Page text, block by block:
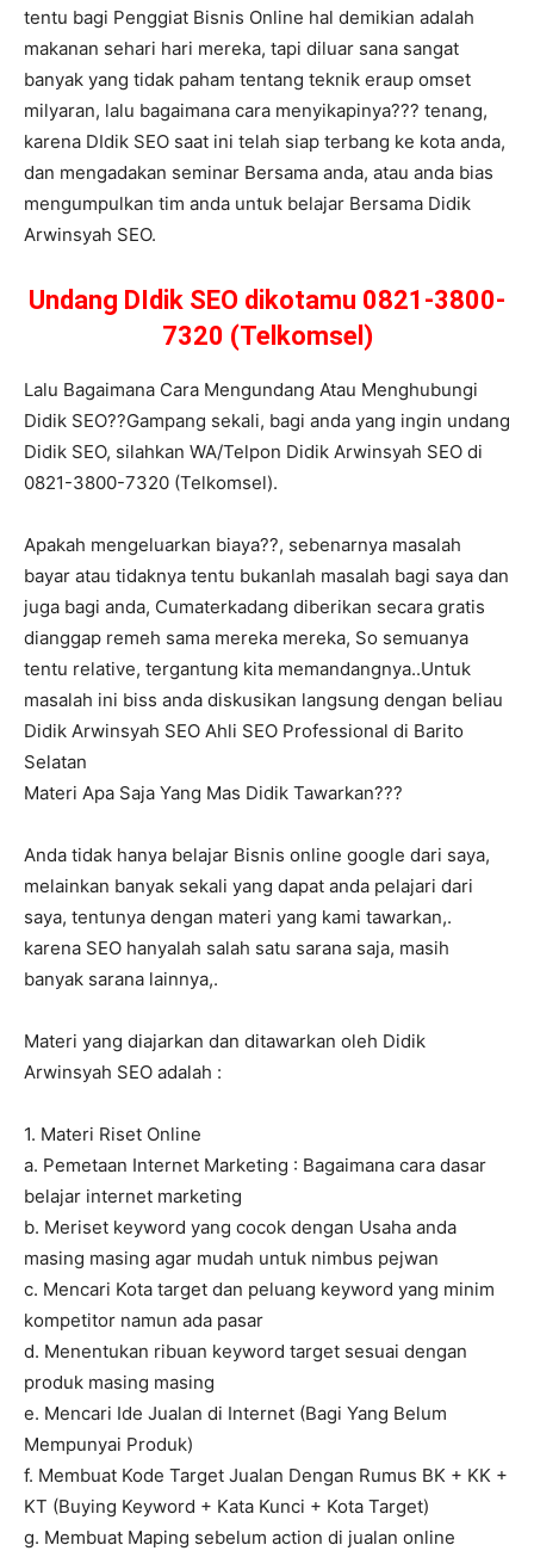
tentu bagi Penggiat Bisnis Online hal demikian adalah
makanan sehari hari mereka, tapi diluar sana sangat
banyak yang tidak paham tentang teknik eraup omset
milyaran, lalu bagaimana cara menyikapinya??? tenang,
karena DIdik SEO saat ini telah siap terbang ke kota anda,
dan mengadakan seminar Bersama anda, atau anda bias
mengumpulkan tim anda untuk belajar Bersama Didik
Arwinsyah SEO.
Undang DIdik SEO dikotamu 0821-3800-
7320 (Telkomsel)
Lalu Bagaimana Cara Mengundang Atau Menghubungi
Didik SEO??Gampang sekali, bagi anda yang ingin undang
Didik SEO, silahkan WA/Telpon Didik Arwinsyah SEO di
0821-3800-7320 (Telkomsel).
Apakah mengeluarkan biaya??, sebenarnya masalah
bayar atau tidaknya tentu bukanlah masalah bagi saya dan
juga bagi anda, Cumaterkadang diberikan secara gratis
dianggap remeh sama mereka mereka, So semuanya
tentu relative, tergantung kita memandangnya..Untuk
masalah ini biss anda diskusikan langsung dengan beliau
Didik Arwinsyah SEO Ahli SEO Professional di Barito
Selatan
Materi Apa Saja Yang Mas Didik Tawarkan???
Anda tidak hanya belajar Bisnis online google dari saya,
melainkan banyak sekali yang dapat anda pelajari dari
saya, tentunya dengan materi yang kami tawarkan,.
karena SEO hanyalah salah satu sarana saja, masih
banyak sarana lainnya,.
Materi yang diajarkan dan ditawarkan oleh Didik
Arwinsyah SEO adalah :
1. Materi Riset Online
a. Pemetaan Internet Marketing : Bagaimana cara dasar
belajar internet marketing
b. Meriset keyword yang cocok dengan Usaha anda
masing masing agar mudah untuk nimbus pejwan
c. Mencari Kota target dan peluang keyword yang minim
kompetitor namun ada pasar
d. Menentukan ribuan keyword target sesuai dengan
produk masing masing
e. Mencari Ide Jualan di Internet (Bagi Yang Belum
Mempunyai Produk)
f. Membuat Kode Target Jualan Dengan Rumus BK + KK +
KT (Buying Keyword + Kata Kunci + Kota Target)
g. Membuat Maping sebelum action di jualan online